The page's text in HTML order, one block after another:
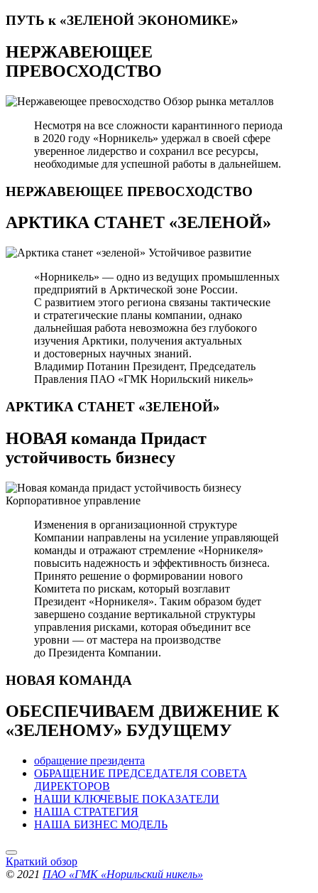
ПУТЬ к «ЗЕЛЕНОЙ ЭКОНОМИКЕ»
НЕРЖАВЕЮЩЕЕ
ПРЕВОСХОДСТВО
Обзор рынка металлов
Несмотря на все сложности карантинного периода
в 2020 году «Норникель» удержал в своей сфере
уверенное лидерство и сохранил все ресурсы,
необходимые для успешной работы в дальнейшем.
НЕРЖАВЕЮЩЕЕ ПРЕВОСХОДСТВО
АРКТИКА СТАНЕТ «ЗЕЛЕНОЙ»
Устойчивое развитие
«Норникель» — одно из ведущих промышленных
предприятий в Арктической зоне России.
С развитием этого региона связаны тактические
и стратегические планы компании, однако
дальнейшая работа невозможна без глубокого
изучения Арктики, получения актуальных
и достоверных научных знаний.
Владимир Потанин Президент, Председатель
Правления ПАО «ГМК Норильский никель»
АРКТИКА СТАНЕТ «ЗЕЛЕНОЙ»
НОВАЯ команда Придаст
устойчивость бизнесу
Корпоративное управление
Изменения в организационной структуре
Компании направлены на усиление управляющей
команды и отражают стремление «Норникеля»
повысить надежность и эффективность бизнеса.
Принято решение о формировании нового
Комитета по рискам, который возглавит
Президент «Норникеля». Таким образом будет
завершено создание вертикальной структуры
управления рисками, которая объединит все
уровни — от мастера на производстве
до Президента Компании.
НОВАЯ КОМАНДА
ОБЕСПЕЧИВАЕМ ДВИЖЕНИЕ К
«ЗЕЛЕНОМУ» БУДУЩЕМУ
обращение президента
ОБРАЩЕНИЕ ПРЕДСЕДАТЕЛЯ СОВЕТА
ДИРЕКТОРОВ
НАШИ КЛЮЧЕВЫЕ ПОКАЗАТЕЛИ
НАША СТРАТЕГИЯ
НАША БИЗНЕС МОДЕЛЬ
Краткий обзор
© 2021 ПАО «ГМК «Норильский никель»